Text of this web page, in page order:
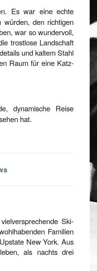
Es war eine echte
den richtigen
war so wundervoll,
trostlose Landschaft
und kaltem Stahl
Raum für eine Katz-
dynamische Reise
hat.
Ski-
Familien
New York. Aus
als nachts drei